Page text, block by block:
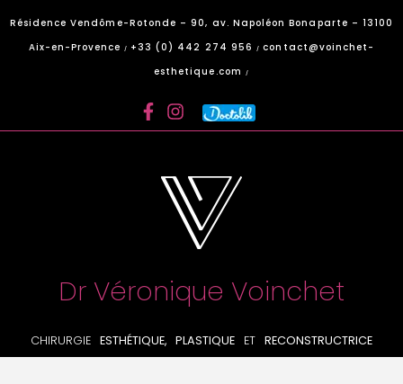
Résidence Vendôme-Rotonde – 90, av. Napoléon Bonaparte – 13100
Aix-en-Provence
/ +33 (0) 442 274 956/contact@voinchet-
esthetique.com
/
Dr Véronique Voinchet
CHIRURGIE ESTHÉTIQUE, PLASTIQUE ET RECONSTRUCTRICE